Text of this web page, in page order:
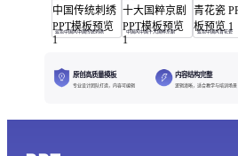
蓝色中国风中国传统刺绣 中国风中国十大国粹京剧 蓝色中国风青花瓷
原创高质量模板
专业设计团队打造，内容可编辑
内容结构完整
逻辑清晰，适合教学与培训场景